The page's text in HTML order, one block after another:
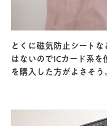
とくに磁気防止シート
はない のでICカード系を
を購入した方がよさそう